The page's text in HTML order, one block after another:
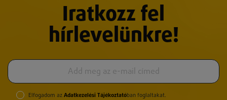
Iratkozz fel
hírlevelünkre!
Elfogadom az Adatkezelési Tájékoztatóban foglaltakat.